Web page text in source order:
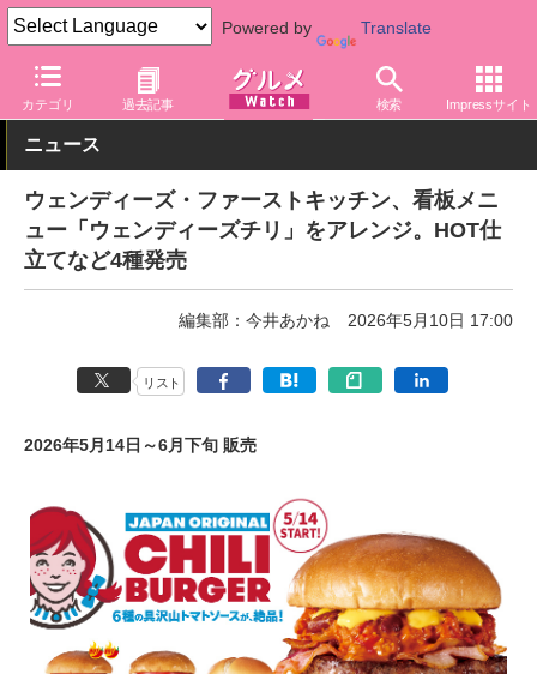
Powered by Translate
カテゴリ 過去記事 検索 Impressサイト
グルメ Watch 店舗 ファストフード
ニュース
ウェンディーズ・ファーストキッチン、看板メニ
ュー「ウェンディーズチリ」をアレンジ。HOT仕
立てなど4種発売
編集部：今井あかね 2026年5月10日 17:00
リスト
2026年5月14日～6月下旬 販売